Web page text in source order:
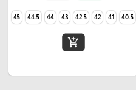
40.5
41
42
42.5
43
44
44.5
45
add_shopping_cart